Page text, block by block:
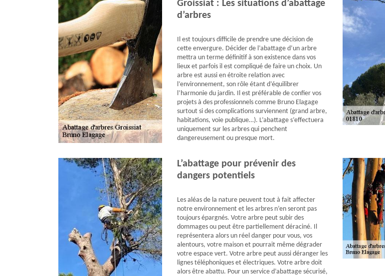
Groissiat : Les situations d’abattage
d’arbres
Il est toujours difficile de prendre une décision de
cette envergure. Décider de l’abattage d’un arbre
mettra un terme définitif à son existence dans vos
lieux et parfois il est compliqué de faire un choix. Un
arbre est aussi en étroite relation avec
l’environnement, son rôle étant d’équilibrer
l’harmonie du jardin. Il est préférable de confier vos
projets à des professionnels comme Bruno Elagage
surtout si des complications surviennent (grand arbre,
habitations, voie publique…). L’abattage s’effectuera
uniquement sur les arbres qui penchent
dangereusement ou presque mort.
L’abattage pour prévenir des
dangers potentiels
Les aléas de la nature peuvent tout à fait affecter
notre environnement et les arbres n’en seront pas
toujours épargnés. Votre arbre peut subir des
dommages ou peut être partiellement déraciné. Il
représentera alors un réel danger pour vous, vos
alentours, votre maison et pourrait même dégrader
votre espace vert. Votre arbre peut aussi déranger les
lignes téléphoniques et électriques. Votre arbre doit
alors être abattu. Pour un service d’abattage sécurisé,